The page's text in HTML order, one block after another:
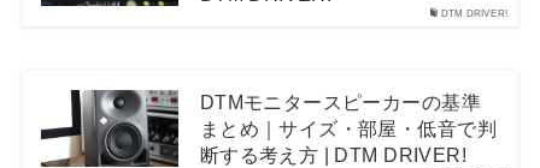
DTM DRIVER!
DTMモニタースピーカーの基準
まとめ｜サイズ・部屋・低音で判
断する考え方 | DTM DRIVER!